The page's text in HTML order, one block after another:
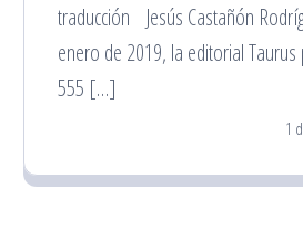
traducción Jesús Castañón
enero de 2019, la editorial
555 […]
1